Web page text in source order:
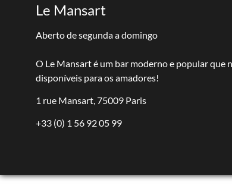
Le Mansart
Aberto de segunda a domingo
O Le Mansart é um bar moderno e popular que
disponíveis para os amadores!
1 rue Mansart, 75009 Paris
+33 (0) 1 56 92 05 99